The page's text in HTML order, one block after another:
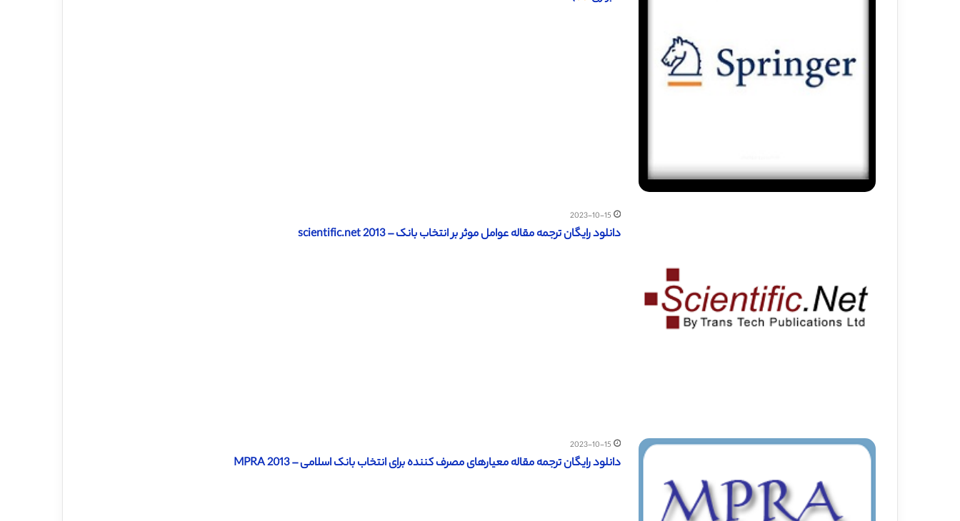
2023-10-15
دانلود رایگان ترجمه مقاله عوامل موثر بر انتخاب بانک – scientific.net 2013
2023-10-15
دانلود رایگان ترجمه مقاله معیارهای مصرف کننده برای انتخاب بانک اسلامی – MPRA 2013